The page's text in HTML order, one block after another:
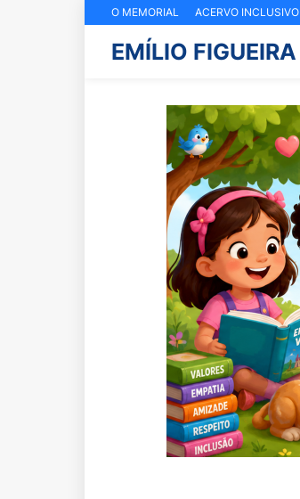
O MEMORIAL ACERVO INCLUSIVO
EMÍLIO FIGUEIRA